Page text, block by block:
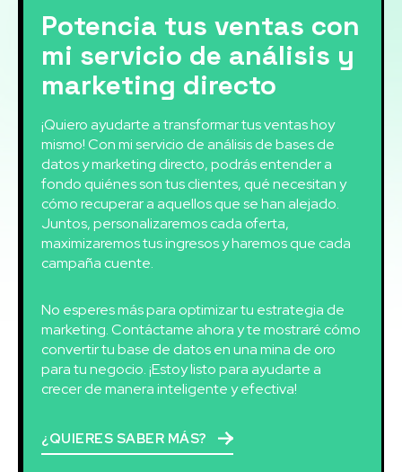
Potencia tus ventas con
mi servicio de análisis y
marketing directo
¡Quiero ayudarte a transformar tus ventas hoy
mismo! Con mi servicio de análisis de bases de
datos y marketing directo, podrás entender a
fondo quiénes son tus clientes, qué necesitan y
cómo recuperar a aquellos que se han alejado.
Juntos, personalizaremos cada oferta,
maximizaremos tus ingresos y haremos que cada
campaña cuente.
No esperes más para optimizar tu estrategia de
marketing. Contáctame ahora y te mostraré cómo
convertir tu base de datos en una mina de oro
para tu negocio. ¡Estoy listo para ayudarte a
crecer de manera inteligente y efectiva!
¿QUIERES SABER MÁS?